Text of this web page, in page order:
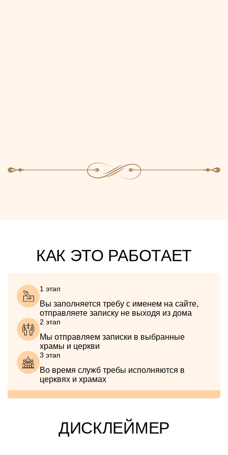
КАК ЭТО РАБОТАЕТ
1 этап
Вы заполняется требу с именем на сайте,
отправляете записку не выходя из дома
2 этап
Мы отправляем записки в выбранные
храмы и церкви
3 этап
Во время служб требы исполняются в
церквях и храмах
ДИСКЛЕЙМЕР